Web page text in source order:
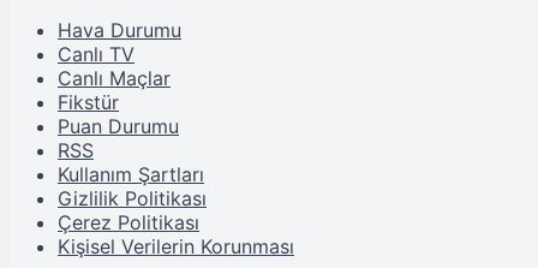
Hava Durumu
Canlı TV
Canlı Maçlar
Fikstür
Puan Durumu
RSS
Kullanım Şartları
Gizlilik Politikası
Çerez Politikası
Kişisel Verilerin Korunması